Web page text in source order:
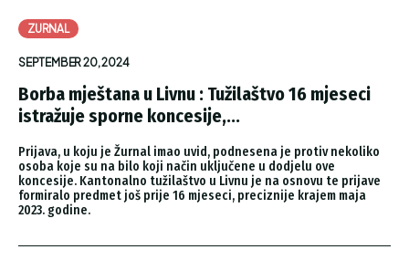
ZURNAL
SEPTEMBER 20, 2024
Borba mještana u Livnu : Tužilaštvo 16 mjeseci
istražuje sporne koncesije,...
Prijava, u koju je Žurnal imao uvid, podnesena je protiv nekoliko
osoba koje su na bilo koji način uključene u dodjelu ove
koncesije. Kantonalno tužilaštvo u Livnu je na osnovu te prijave
formiralo predmet još prije 16 mjeseci, preciznije krajem maja
2023. godine.